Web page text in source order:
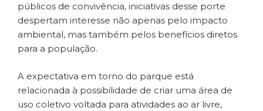
públicos de convivência, iniciativas desse porte
despertam interesse não apenas pelo impacto
ambiental, mas também pelos benefícios diretos
para a população.
A expectativa em torno do parque está
relacionada à possibilidade de criar uma área de
uso coletivo voltada para atividades ao ar livre,